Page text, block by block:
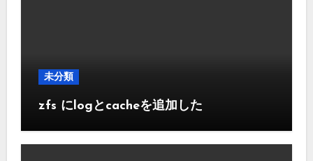
未分類
zfs にlogとcacheを追加した